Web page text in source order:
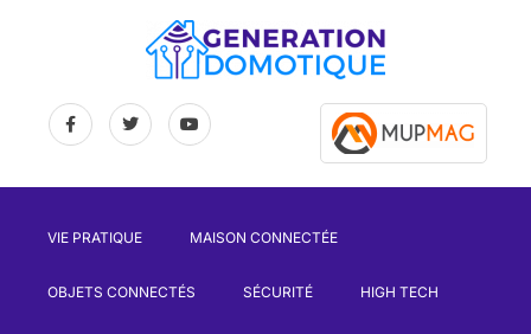
VIE PRATIQUE MAISON CONNECTÉE
OBJETS CONNECTÉS SÉCURITÉ HIGH TECH